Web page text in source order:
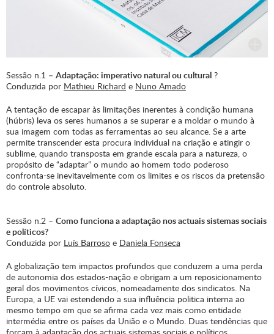
Sessão n.1 – Adaptação: imperativo natural ou cultural ?
Conduzida por Mathieu Richard e Nuno Amado
A tentação de escapar às limitações inerentes à condição humana
(húbris) leva os seres humanos a se superar e a moldar o mundo à
sua imagem com todas as ferramentas ao seu alcance. Se a arte
permite transcender esta procura individual na criação e atingir o
sublime, quando transposta em grande escala para a natureza, o
propósito de “adaptar” o mundo ao homem todo poderoso
confronta-se inevitavelmente com os limites e os riscos da pretensão
do controle absoluto.
Sessão n.2 – Como funciona a adaptação nos actuais sistemas sociais
e políticos?
Conduzida por Luís Barroso e Daniela Fonseca
A globalização tem impactos profundos que conduzem a uma perda
de autonomia dos estados-nação e obrigam a um reposicionamento
geral dos movimentos cívicos, nomeadamente dos sindicatos. Na
Europa, a UE vai estendendo a sua influência politica interna ao
mesmo tempo em que se afirma cada vez mais como entidade
intermédia entre os países da União e o Mundo. Duas tendências que